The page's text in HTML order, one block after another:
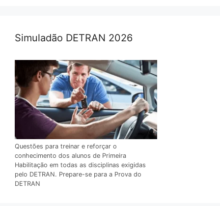
Simuladão DETRAN 2026
Questões para treinar e reforçar o
conhecimento dos alunos de Primeira
Habilitação em todas as disciplinas exigidas
pelo DETRAN. Prepare-se para a Prova do
DETRAN